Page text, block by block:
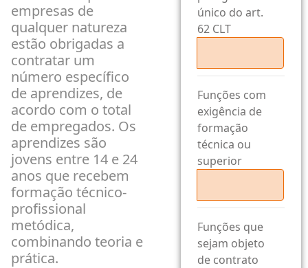
empresas de
qualquer natureza
estão obrigadas a
contratar um
número específico
de aprendizes, de
acordo com o total
de empregados. Os
aprendizes são
jovens entre 14 e 24
anos que recebem
formação técnico-
profissional
metódica,
combinando teoria e
prática.
único do art.
62 CLT
Funções com
exigência de
formação
técnica ou
superior
Funções que
sejam objeto
de contrato